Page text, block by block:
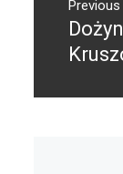
wpisuPrevious
Previous
post: